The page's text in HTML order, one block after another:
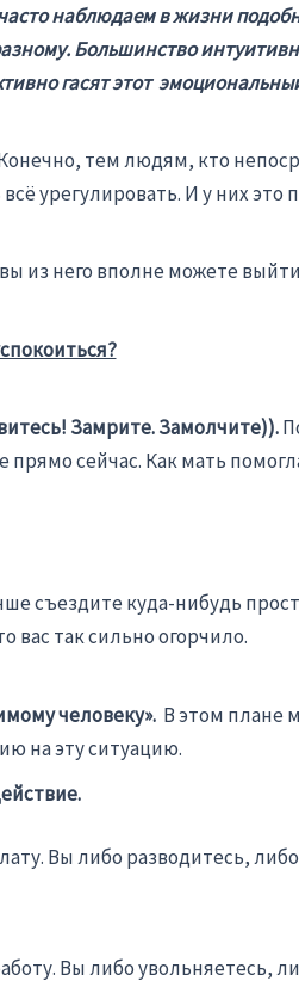
наблюдаем в жизни
Большинство
гасят этот
тем людям, кто
урегулировать. И у них это
из него вполне можете
Замрите. Замолчите)).
прямо сейчас. Как мать
съездите куда-нибудь
вас так сильно огорчило.
человеку».В этом плане
на эту ситуацию.
Вы либо разводитесь, либо
Вы либо увольняетесь,